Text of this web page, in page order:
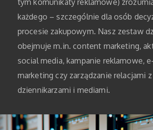
tym komunikaty reklamowe)
każdego – szczególnie dla osób
procesie zakupowym. Nasz zestaw
obejmuje m.in. content marketing,
social media, kampanie reklamowe,
marketing czy zarządzanie relacjami z
dziennikarzami i mediami.